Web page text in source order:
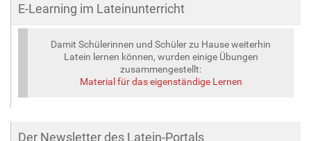
E-Learning im Lateinunterricht
Damit Schülerinnen und Schüler zu Hause weiterhin
Latein lernen können, wurden einige Übungen
zusammengestellt:
Material für das eigenständige Lernen
Der Newsletter des Latein-Portals